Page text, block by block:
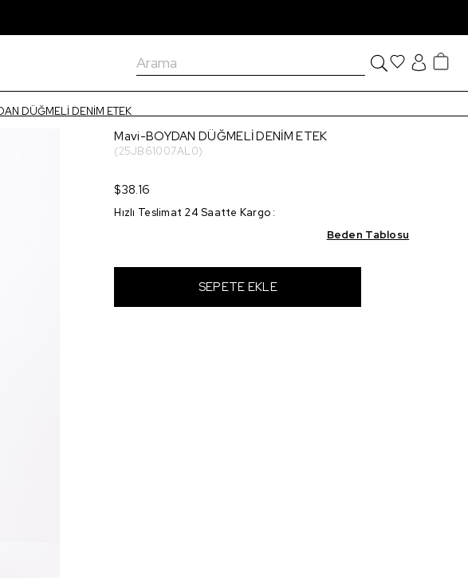
DÜĞMELİ DENİM ETEK
Mavi-BOYDAN DÜĞMELİ DENİM ETEK
(25JB61007AL0)
$38.16
Hızlı Teslimat 24 Saatte Kargo :
Beden Tablosu